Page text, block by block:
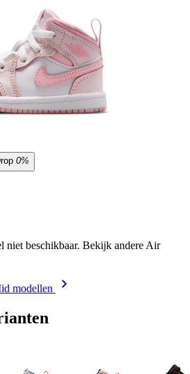
0%
niet beschikbaar. Bekijk andere Air
modellen